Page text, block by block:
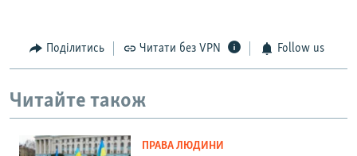
Поділитись Читати без VPN Follow us
Читайте також
ПРАВА ЛЮДИНИ